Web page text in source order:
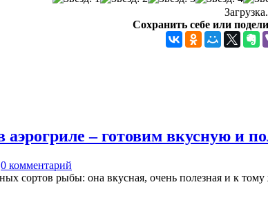
Сохранить себе или
– готовим вкусную и
0 комментарий
сортов рыбы: она вкусная, очень полезная и к